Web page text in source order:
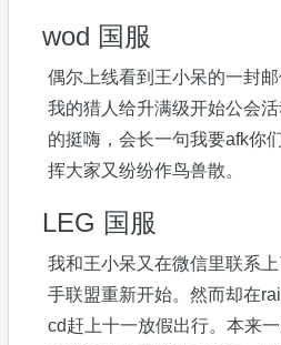
wod 国服
偶尔上线看到王小呆的一封邮
我的猎人给升满级开始公会
的挺嗨，会长一句我要afk你
挥大家又纷纷作鸟兽散。
LEG 国服
我和王小呆又在微信里联系
手联盟重新开始。然而却在
cd赶上十一放假出行。本来